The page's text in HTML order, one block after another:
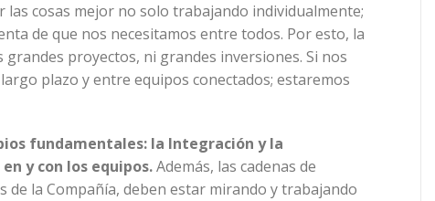
cosas mejor no solo trabajando individualmente;
de que nos necesitamos entre todos. Por esto, la
proyectos, ni grandes inversiones. Si nos
plazo y entre equipos conectados; estaremos
fundamentales: la Integración y la
y con los equipos.Además, las cadenas de
la Compañía, deben estar mirando y trabajando